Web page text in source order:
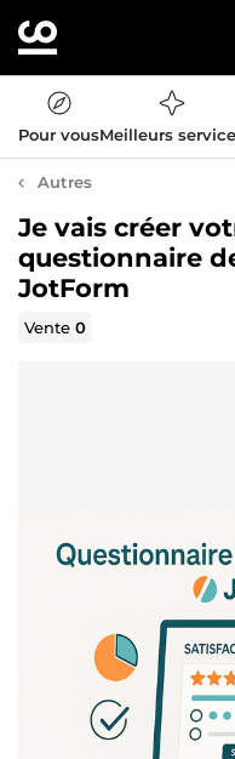
Pour vousMeilleurs
Autres
Je vais créer
questionnaire
JotForm
Vente0